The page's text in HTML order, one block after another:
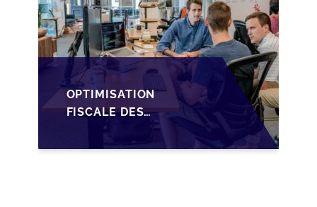
OPTIMISATION
FISCALE DES
TRANSMISSIONS VIA
LA HOLDING SOPARFI